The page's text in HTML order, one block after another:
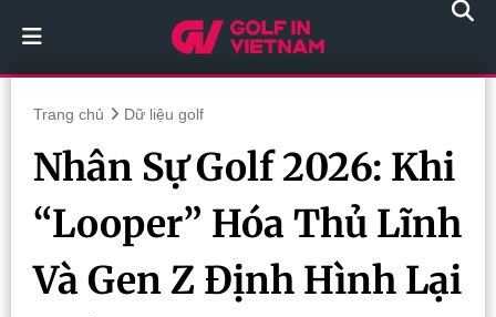
Trang chủ Dữ liệu golf
Nhân Sự Golf 2026: Khi
“Looper” Hóa Thủ Lĩnh
Và Gen Z Định Hình Lại